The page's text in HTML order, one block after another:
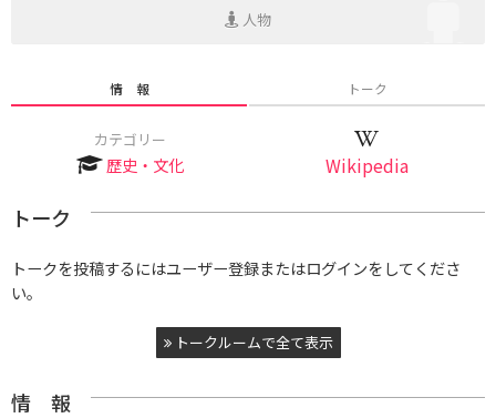
人物
情 報 トーク
カテゴリー
歴史・文化 Wikipedia
トーク
トークを投稿するにはユーザー登録またはログインをしてくださ
い。
トークルームで全て表示
情 報